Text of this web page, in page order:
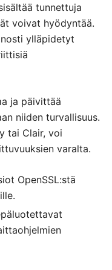
tunnettuja
voivat hyödyntää.
ylläpidetyt
ja päivittää
niiden turvallisuus.
tai Clair, voi
varalta.
OpenSSL:stä